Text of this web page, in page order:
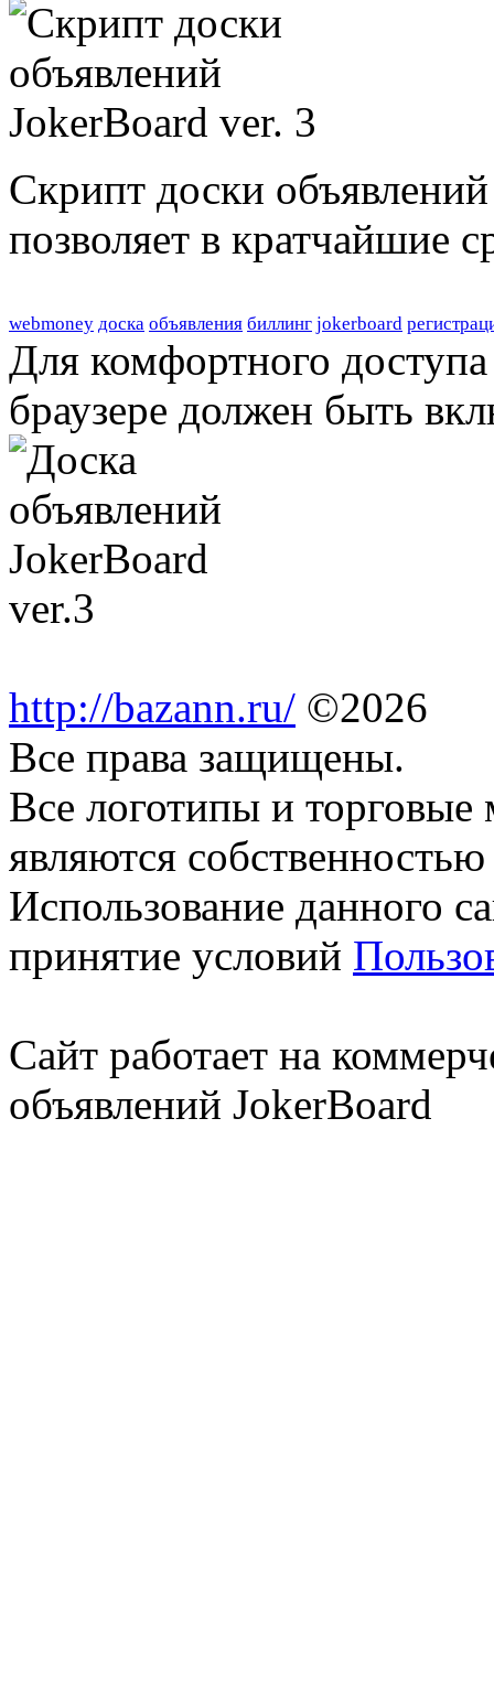
Скрипт доски
позволяет в кратчайшие
webmoney доска объявления биллинг jokerboard
Для комфортного
браузере должен быть
http://bazann.ru/ ©2026
Все права защищены.
Все логотипы и торговые
являются
Использование данного
принятие условий
Сайт работает на
объявлений JokerBoard